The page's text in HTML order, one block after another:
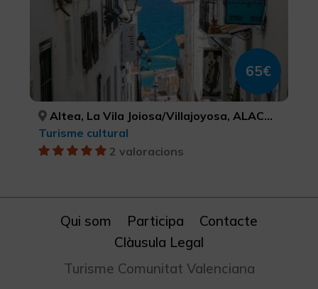
65€
Altea, La Vila Joiosa/Villajoyosa, ALACANT/ALICANTE, ALACANT/ALICANTE
Turisme cultural
2 valoracions
Qui som Participa
Contacte
Clàusula Legal
Turisme Comunitat Valenciana